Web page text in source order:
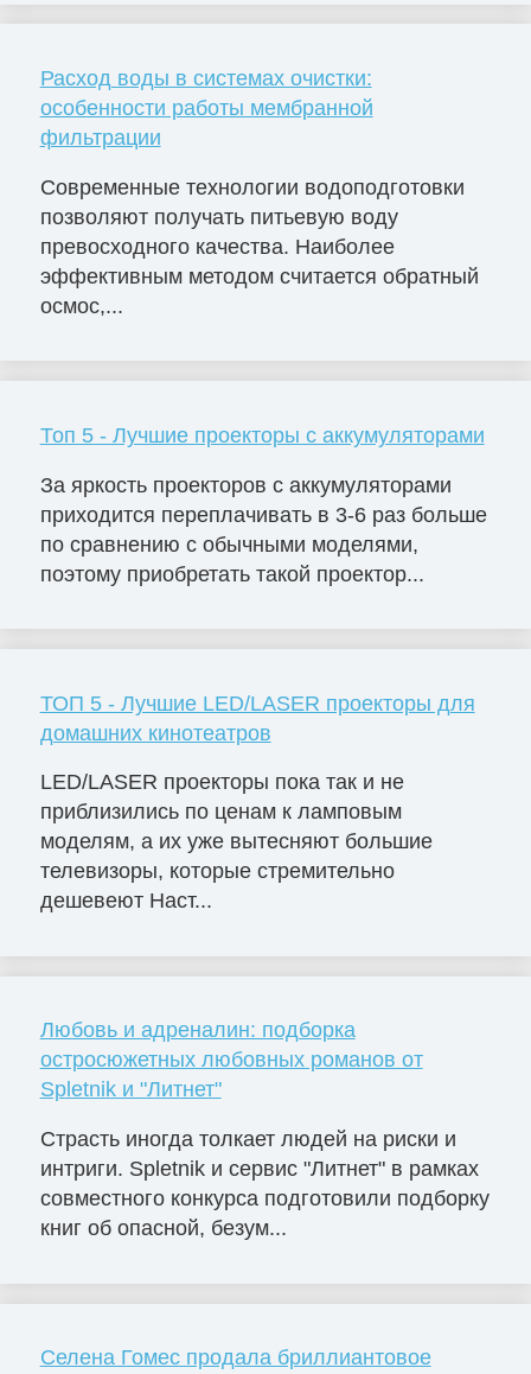
Расход воды в системах очистки:
особенности работы мембранной
фильтрации
Современные технологии водоподготовки
позволяют получать питьевую воду
превосходного качества. Наиболее
эффективным методом считается обратный
осмос,...
Топ 5 - Лучшие проекторы с аккумуляторами
За яркость проекторов с аккумуляторами
приходится переплачивать в 3-6 раз больше
по сравнению с обычными моделями,
поэтому приобретать такой проектор...
ТОП 5 - Лучшие LED/LASER проекторы для
домашних кинотеатров
LED/LASER проекторы пока так и не
приблизились по ценам к ламповым
моделям, а их уже вытесняют большие
телевизоры, которые стремительно
дешевеют Наст...
Любовь и адреналин: подборка
остросюжетных любовных романов от
Spletnik и "Литнет"
Страсть иногда толкает людей на риски и
интриги. Spletnik и сервис "Литнет" в рамках
совместного конкурса подготовили подборку
книг об опасной, безум...
Селена Гомес продала бриллиантовое